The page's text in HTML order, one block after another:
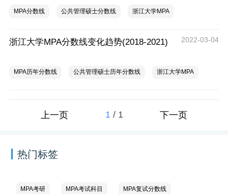
MPA分数线 公共管理硕士分数线 浙江大学MPA
浙江大学MPA分数线变化趋势(2018-2021) 2022-03-04
MPA历年分数线 公共管理硕士历年分数线 浙江大学MPA
上一页 1 / 1 下一页
热门标签
MPA考研 MPA考试科目 MPA复试分数线